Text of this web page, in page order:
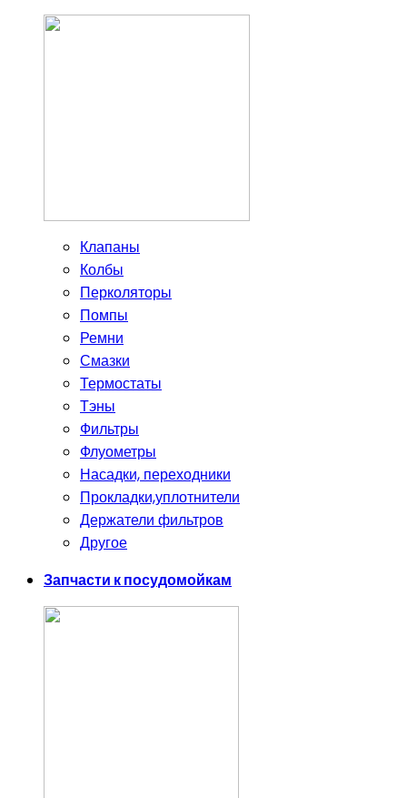
Клапаны
Колбы
Перколяторы
Помпы
Ремни
Смазки
Термостаты
Тэны
Фильтры
Флуометры
Насадки, переходники
Прокладки,уплотнители
Держатели фильтров
Другое
Запчасти к посудомойкам